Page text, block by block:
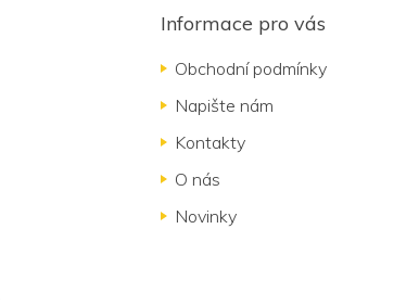
Informace pro vás
Obchodní podmínky
Napište nám
Kontakty
O nás
Novinky